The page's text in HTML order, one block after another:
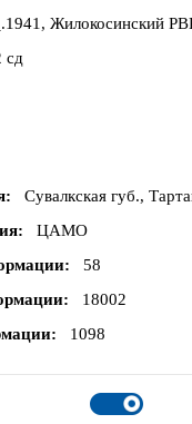
Жилокосинский
сд
Сувалкская губ.,
ЦАМО
58
18002
1098